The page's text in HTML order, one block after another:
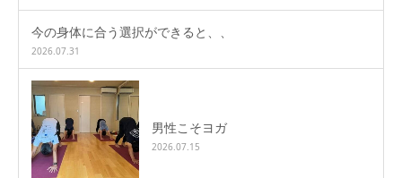
今の身体に合う選択ができると、、
2026.07.31
男性こそヨガ
2026.07.15